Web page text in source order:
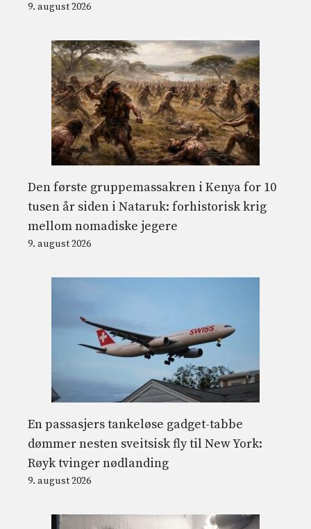
9. august 2026
Den første gruppemassakren i Kenya for 10
tusen år siden i Nataruk: forhistorisk krig
mellom nomadiske jegere
9. august 2026
En passasjers tankeløse gadget-tabbe
dømmer nesten sveitsisk fly til New York:
Røyk tvinger nødlanding
9. august 2026